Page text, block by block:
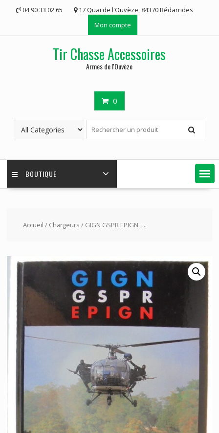
04 90 33 02 65
17 Quai de l'Ouvèze, 84370 Bédarrides
Mon compte
Tir Chasse Accessoires
Armes de l'Ouvèze
0
BOUTIQUE
Accueil / Chargeurs / GIGN GSPR EPIGN…..